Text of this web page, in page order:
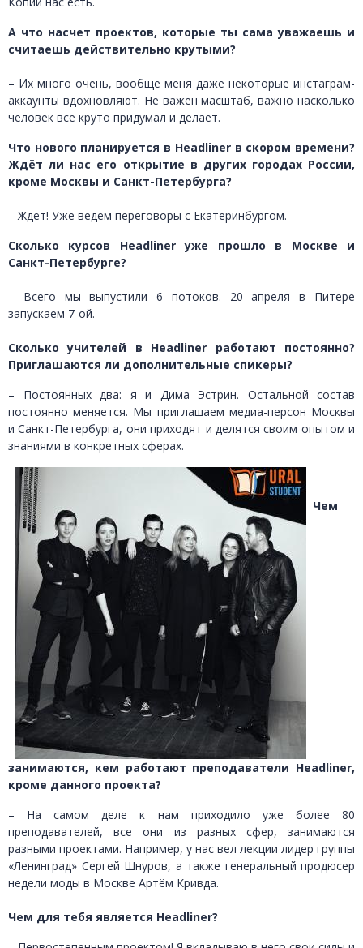
А что насчет проектов, которые ты сама уважаешь и
считаешь действительно крутыми?
– Их много очень, вообще меня даже некоторые инстаграм-
аккаунты вдохновляют. Не важен масштаб, важно насколько
человек все круто придумал и делает.
Что нового планируется в Headliner в скором времени?
Ждёт ли нас его открытие в других городах России,
кроме Москвы и Санкт-Петербурга?
­– Ждёт! Уже ведём переговоры с Екатеринбургом.
Сколько курсов Headliner уже прошло в Москве и
Санкт-Петербурге?
– Всего мы выпустили 6 потоков. 20 апреля в Питере
запускаем 7-ой.
Сколько учителей в Headliner работают постоянно?
Приглашаются ли дополнительные спикеры?
– Постоянных два: я и Дима Эстрин. Остальной состав
постоянно меняется. Мы приглашаем медиа-персон Москвы
и Санкт-Петербурга, они приходят и делятся своим опытом и
знаниями в конкретных сферах.
Чем
занимаются, кем работают преподаватели Headliner,
кроме данного проекта?
– На самом деле к нам приходило уже более 80
преподавателей, все они из разных сфер, занимаются
разными проектами. Например, у нас вел лекции лидер группы
«Ленинград» Сергей Шнуров, а также генеральный продюсер
недели моды в Москве Артём Кривда.
Чем для тебя является Headliner?